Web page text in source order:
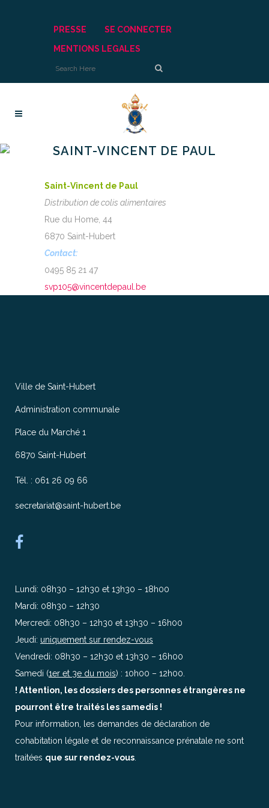
PRESSE
SE CONNECTER
MENTIONS LEGALES
SAINT-VINCENT DE PAUL
Saint-Vincent de Paul
Distribution de colis alimentaires
Rue du Home, 44
6870 Saint-Hubert
Contact:
0495 85 21 47
svp105@vincentdepaul.be
Ville de Saint-Hubert
Administration communale
Place du Marché 1
6870 Saint-Hubert
Tél. : 061 26 09 66
secretariat@saint-hubert.be
Lundi: 08h30 – 12h30 et 13h30 – 18h00
Mardi: 08h30 – 12h30
Mercredi: 08h30 – 12h30 et 13h30 – 16h00
Jeudi: uniquement sur rendez-vous
Vendredi: 08h30 – 12h30 et 13h30 – 16h00
Samedi (1er et 3e du mois) : 10h00 – 12h00.
! Attention, les dossiers des personnes étrangères ne
pourront être traités les samedis !
Pour information, les demandes de déclaration de
cohabitation légale et de reconnaissance prénatale ne sont
traitées que sur rendez-vous